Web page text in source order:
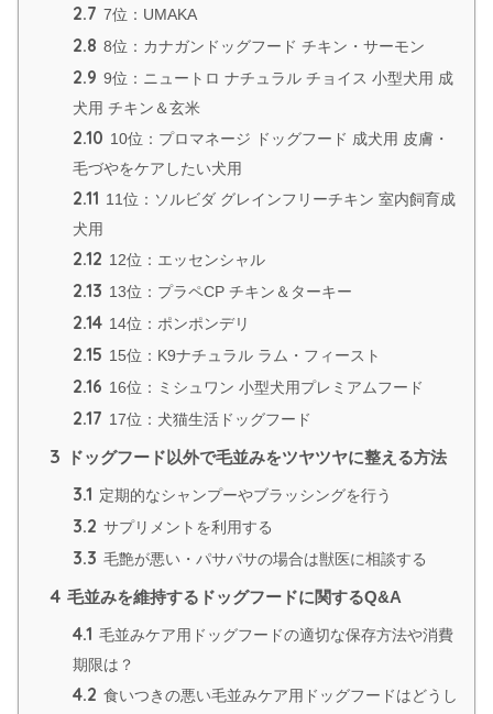
2.7 7位：UMAKA
2.8 8位：カナガンドッグフード チキン・サーモン
2.9 9位：ニュートロ ナチュラル チョイス 小型犬用 成
犬用 チキン＆玄米
2.10 10位：プロマネージ ドッグフード 成犬用 皮膚・
毛づやをケアしたい犬用
2.11 11位：ソルビダ グレインフリーチキン 室内飼育成
犬用
2.12 12位：エッセンシャル
2.13 13位：プラペCP チキン＆ターキー
2.14 14位：ポンポンデリ
2.15 15位：K9ナチュラル ラム・フィースト
2.16 16位：ミシュワン 小型犬用プレミアムフード
2.17 17位：犬猫生活ドッグフード
3 ドッグフード以外で毛並みをツヤツヤに整える方法
3.1 定期的なシャンプーやブラッシングを行う
3.2 サプリメントを利用する
3.3 毛艶が悪い・パサパサの場合は獣医に相談する
4 毛並みを維持するドッグフードに関するQ&A
4.1 毛並みケア用ドッグフードの適切な保存方法や消費
期限は？
4.2 食いつきの悪い毛並みケア用ドッグフードはどうし